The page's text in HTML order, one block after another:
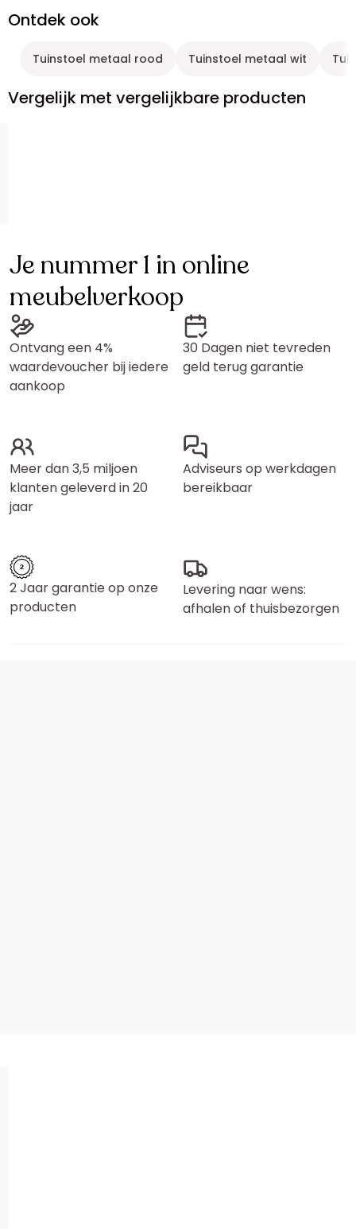
Ontdek ook
Tuinstoel metaal rood Tuinstoel metaal wit
Vergelijk met vergelijkbare producten
Je nummer 1 in online
meubelverkoop
Ontvang een 4%
waardevoucher bij iedere
aankoop
30 Dagen niet tevreden
geld terug garantie
Meer dan 3,5 miljoen
klanten geleverd in 20
jaar
Adviseurs op werkdagen
bereikbaar
2 Jaar garantie op onze
producten
Levering naar wens:
afhalen of thuisbezorgen